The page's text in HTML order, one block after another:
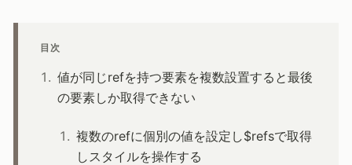
目次
値が同じrefを持つ要素を複数設置すると最後
の要素しか取得できない
複数のrefに個別の値を設定し$refsで取得
しスタイルを操作する